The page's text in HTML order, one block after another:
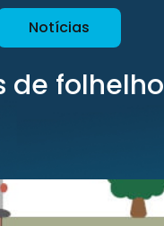
Notícias
de folhelho